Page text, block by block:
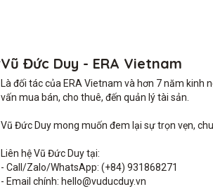
Vũ Đức Duy - ERA Vietnam
Là đối tác của ERA Vietnam và hơn 7 năm
vấn mua bán, cho thuê, đến quản lý tài sản.
Vũ Đức Duy mong muốn đem lại sự trọn vẹn,
Liên hệ Vũ Đức Duy tại:
- Call/Zalo/WhatsApp: (+84) 931868271
- Email chính: hello@vuducduy.vn